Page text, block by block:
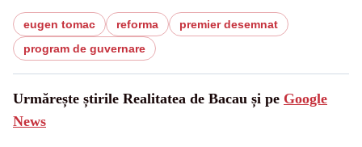
eugen tomac reforma
premier desemnat
program de guvernare
Urmărește știrile Realitatea de Bacau și pe Google
News